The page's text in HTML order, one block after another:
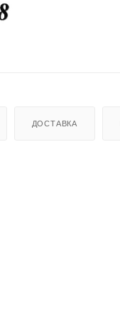
ДОСТАВКА